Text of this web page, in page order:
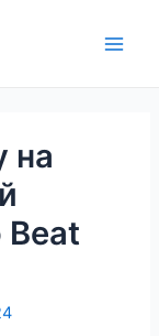
на
Beat